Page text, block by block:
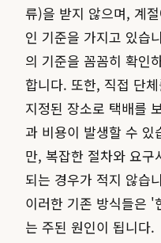
류)을 받지 않으며, 계
인 기준을 가지고 있습
의 기준을 꼼꼼히 확인
합니다. 또한, 직접 단
지정된 장소로 택배를
과 비용이 발생할 수 있
만, 복잡한 절차와 요구
되는 경우가 적지 않습
이러한 기존 방식들은 '
는 주된 원인이 됩니다.